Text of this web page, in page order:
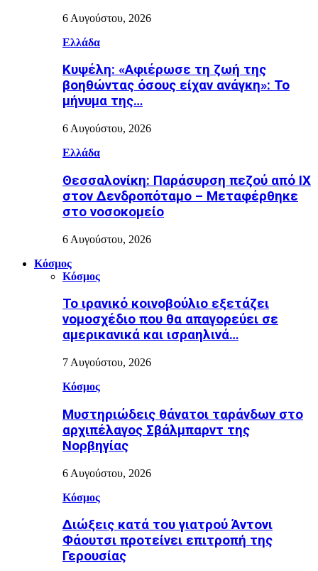
6 Αυγούστου, 2026
Ελλάδα
Κυψέλη: «Αφιέρωσε τη ζωή της
βοηθώντας όσους είχαν ανάγκη»: Το
μήνυμα της…
6 Αυγούστου, 2026
Ελλάδα
Θεσσαλονίκη: Παράσυρση πεζού από ΙΧ
στον Δενδροπόταμο – Μεταφέρθηκε
στο νοσοκομείο
6 Αυγούστου, 2026
Κόσμος
Κόσμος
Το ιρανικό κοινοβούλιο εξετάζει
νομοσχέδιο που θα απαγορεύει σε
αμερικανικά και ισραηλινά…
7 Αυγούστου, 2026
Κόσμος
Μυστηριώδεις θάνατοι ταράνδων στο
αρχιπέλαγος Σβάλμπαρντ της
Νορβηγίας
6 Αυγούστου, 2026
Κόσμος
Διώξεις κατά του γιατρού Άντονι
Φάουτσι προτείνει επιτροπή της
Γερουσίας